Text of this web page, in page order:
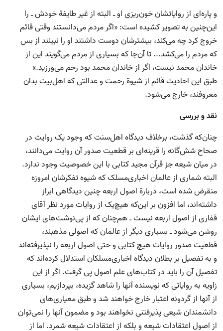
و پاره‌ای از روایاتشان خون‌ریزی او ـ البته از غیر طایفة خودش ـ را
این‌چنین به تصویر کشیده است: «اگر مردم می‌دانستند وقتی قائم
خروج کرد چه می‌کند، بیشترشان دوست داشتند او را نبینند از بس
که مردم را می‌کشد... تا آن‌جا که بسیاری از مردم می‌گویند این از
خاندان محمد نیست، اگر از خاندان محمد بود رحم می‌ورزید.»
طبق این احادیث قائم از شیوة رحمت و عدالتی که اهل‌بیت بدان
معروفند، خارج می‌شود.
نقد و بررسی
چنان‌که گذشت، برخلاف دیدگاه اهل‌سنت که وجود یک روایت در
صحاح شش‌گانه را قرینه‌ای بر قطعیت صدور آن روایت می‌دانند،
در میان شیعه جز قرآن مجید کتابی با این خصوصیت وجود ندارد.
البته شماری از عالمان اخباری‌مسلک که شیوه تفکرشان امروزه
منقرض شده است، دربارة اصول اربعه چنین دیدگاهی ابراز
داشته‌اند، اما افزون بر این‌که هیچ‌یک از روایات مورد نظر آقای
قفاری از اصول اربعه نیست ـ هم‌چنان که از پی‌نوشت‌های ایشان
روشن می‌شود ـ بسیاری دیگر از عالمان که اصولی مذهبند،
قطعیت صدور روایات هیچ ‌کتابی و حتی اصول اربعه را نپذیرفته‌اند
و به تفصیل بر بطلان دیدگاه اخباری‌مسلکان استدلال کرده‌اند که
تفصیل آن را باید در کتاب‌های علم اصول پی گرفت. اگر از این
زاویه به روایاتی که نویسنده آنها را شاهد گزیده، بپردازیم، بسیاری
از آنها از گردونه اعتبار خارج خواهند شد و طبق معیاری‌های
دانشمندان شیعی پذیرفتنی نخواهند بود و مضمون آنها را نمی‌توان
از اصول اعتقادات شیعه و بلکه از اعتقادات شیعه شمرد. اما از